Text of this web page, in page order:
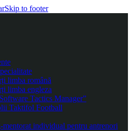
Skip to footer
limba română
limba engleza
Tactics Manager”
Taktifol Football
mentorat individual pentru antrenori